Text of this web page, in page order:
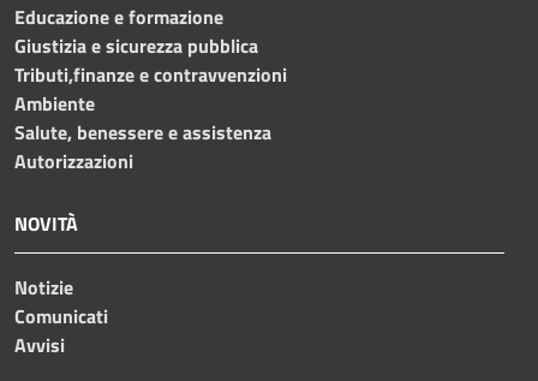
Educazione e formazione
Giustizia e sicurezza pubblica
Tributi,finanze e contravvenzioni
Ambiente
Salute, benessere e assistenza
Autorizzazioni
NOVITÀ
Notizie
Comunicati
Avvisi